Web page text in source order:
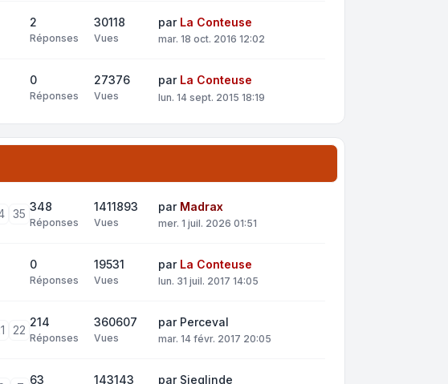
2
Réponses
30118
Vues
par La Conteuse
mar. 18 oct. 2016 12:02
0
Réponses
27376
Vues
par La Conteuse
lun. 14 sept. 2015 18:19
35
348
Réponses
1411893
Vues
par Madrax
mer. 1 juil. 2026 01:51
0
Réponses
19531
Vues
par La Conteuse
lun. 31 juil. 2017 14:05
22
214
Réponses
360607
Vues
par Perceval
mar. 14 févr. 2017 20:05
63 143143 par Sieglinde